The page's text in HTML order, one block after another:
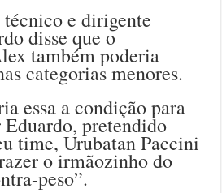
e dirigente
disse que o
também poderia
categorias menores.
essa a condição para
pretendido
time, Urubatan Paccini
o irmãozinho do
peso”.